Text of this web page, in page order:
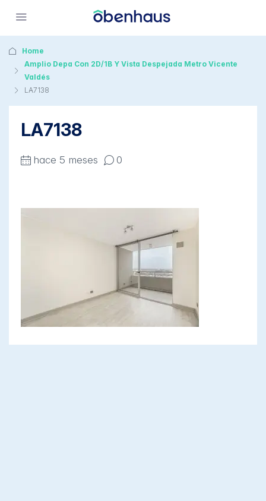
Home
Amplio Depa Con 2D/1B Y Vista Despejada Metro Vicente
Valdés
LA7138
LA7138
hace 5 meses 0